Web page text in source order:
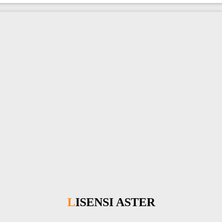
LISENSI ASTER